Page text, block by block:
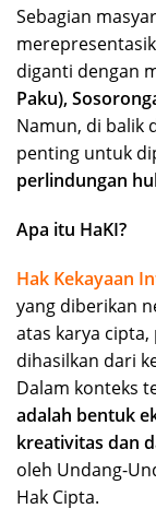
Sebagian
diganti dengan
Paku),
Namun, di balik
penting untuk
perlindungan
Apa itu HaKI?
Hak Kekayaan
yang diberikan
atas karya
dihasilkan dari
Dalam konteks
adalah bentuk
kreativitas dan
oleh Undang-
Hak Cipta.